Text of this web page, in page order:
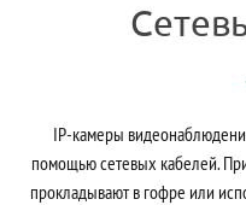
IP-камеры
помощью сетевых кабелей.
прокладывают в гофре или